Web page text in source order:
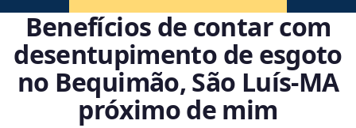
Benefícios de contar com
desentupimento de esgoto
no Bequimão, São Luís‑MA
próximo de mim